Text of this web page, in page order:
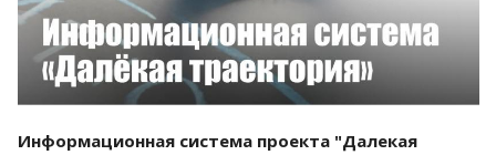
Информационная система проекта "Далекая